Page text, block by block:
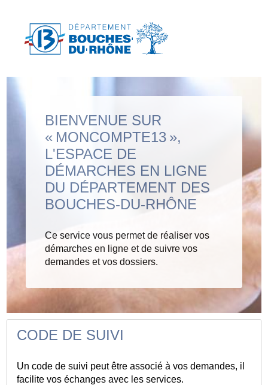
BIENVENUE SUR
« MONCOMPTE13 »,
L'ESPACE DE
DÉMARCHES EN LIGNE
DU DÉPARTEMENT DES
BOUCHES-DU-RHÔNE
Ce service vous permet de réaliser vos
démarches en ligne et de suivre vos
demandes et vos dossiers.
CODE DE SUIVI
Un code de suivi peut être associé à vos demandes, il
facilite vos échanges avec les services.